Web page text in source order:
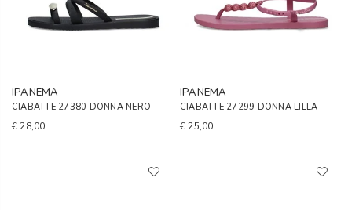
IPANEMA
CIABATTE 27380 DONNA NERO
€ 28,00
IPANEMA
CIABATTE 27299 DONNA LILLA
€ 25,00